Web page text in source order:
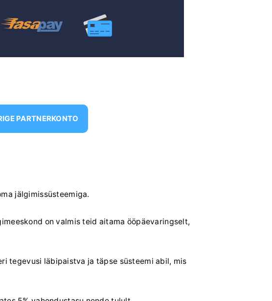
PARTNERKONTO
jälgimissüsteemiga.
on valmis teid aitama ööpäevaringselt,
tegevusi läbipaistva ja täpse süsteemi abil, mis